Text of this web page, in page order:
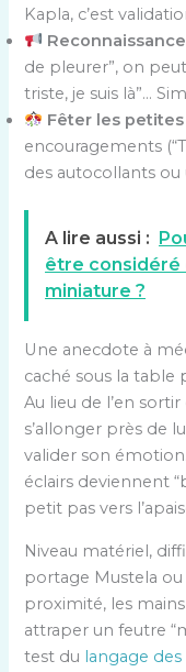
Kapla, c’est
de pleurer”, on
triste, je suis là”…
Fêter les
encouragements
des autocollants
A lire aussi :
être considéré
miniature ?
Une anecdote à
caché sous la table
Au lieu de l’en
s’allonger près de
valider son
éclairs deviennent
petit pas vers
Niveau matériel,
portage Mustela ou
proximité, les
attraper un feutre
test du langage